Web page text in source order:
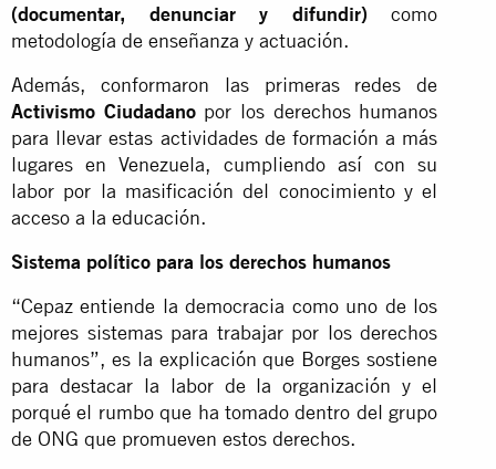
(documentar, denunciar y difundir) como
metodología de enseñanza y actuación.
Además, conformaron las primeras redes de
Activismo Ciudadanopor los derechos humanos
para llevar estas actividades de formación a más
lugares en Venezuela, cumpliendo así con su
labor por la masificación del conocimiento y el
acceso a la educación.
Sistema político para los derechos humanos
“Cepaz entiende la democracia como uno de los
mejores sistemas para trabajar por los derechos
humanos”, es la explicación que Borges sostiene
para destacar la labor de la organización y el
porqué el rumbo que ha tomado dentro del grupo
de ONG que promueven estos derechos.